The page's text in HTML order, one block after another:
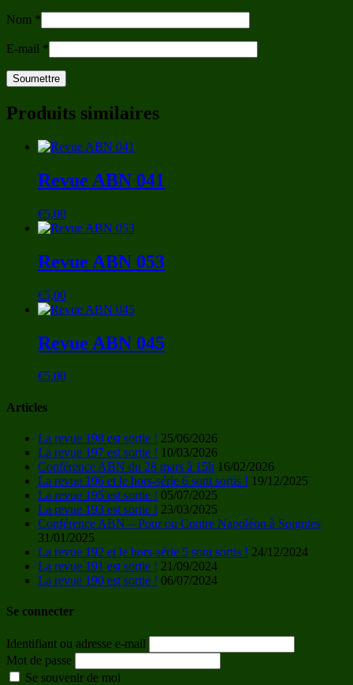
Nom *
E-mail *
Produits similaires
Revue ABN 041
€5,00
Revue ABN 053
€5,00
Revue ABN 045
€5,00
Articles
La revue 198 est sortie ! 25/06/2026
La revue 197 est sortie ! 10/03/2026
Conférence ABN du 28 mars à 15h 16/02/2026
La revue 196 et le hors-série 6 sont sortis ! 19/12/2025
La revue 195 est sortie ! 05/07/2025
La revue 193 est sortie ! 23/03/2025
Conférence ABN – Pour ou Contre Napoléon à Soignies
31/01/2025
La revue 192 et le hors-série 5 sont sortis ! 24/12/2024
La revue 191 est sortie ! 21/09/2024
La revue 190 est sortie ! 06/07/2024
Se connecter
Identifiant ou adresse e-mail
Mot de passe
Se souvenir de moi